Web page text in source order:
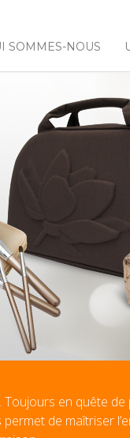
SOMMES-NOUS
en quête
de maîtriser